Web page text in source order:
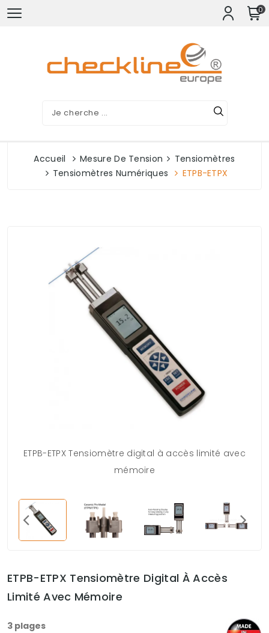
0
Accueil Mesure De Tension
Tensiomètres
Tensiomètres Numériques
ETPB-ETPX
ETPB-ETPX Tensiomètre digital à accès limité avec
mémoire
ETPB-ETPX Tensiomètre Digital À Accès
Limité Avec Mémoire
3 plages